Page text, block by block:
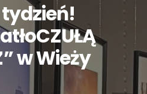
w Wieży